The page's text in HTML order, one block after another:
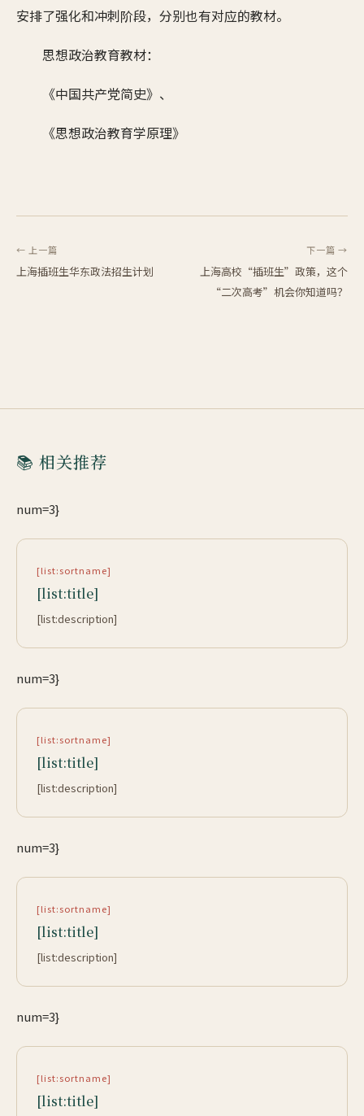
安排了强化和冲刺阶段，分别也有对应的教材。
思想政治教育教材：
《中国共产党简史》、
《思想政治教育学原理》
← 上一篇
上海插班生华东政法招生计划
下一篇 →
上海高校“插班生”政策，这个
“二次高考”机会你知道吗？
📚 相关推荐
num=3}
[list:sortname]
[list:title]
[list:description]
num=3}
[list:sortname]
[list:title]
[list:description]
num=3}
[list:sortname]
[list:title]
[list:description]
num=3}
[list:sortname]
[list:title]